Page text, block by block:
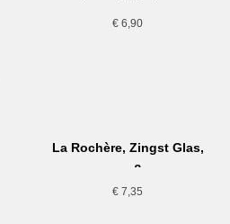
€ 6,90
La Rochère, Zingst Glas,
groß
€ 7,35